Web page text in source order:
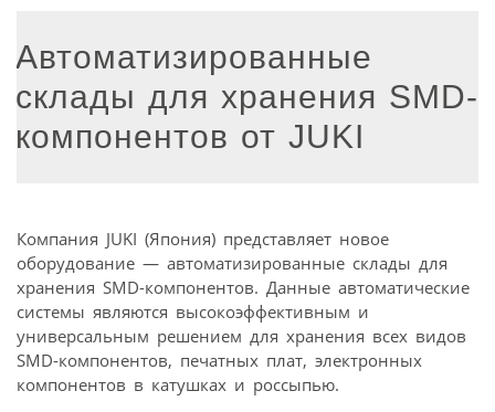
Автоматизированные
склады для хранения SMD-
компонентов от JUKI
Компания JUKI (Япония) представляет новое
оборудование — автоматизированные склады для
хранения SMD-компонентов. Данные автоматические
системы являются высокоэффективным и
универсальным решением для хранения всех видов
SMD-компонентов, печатных плат, электронных
компонентов в катушках и россыпью.